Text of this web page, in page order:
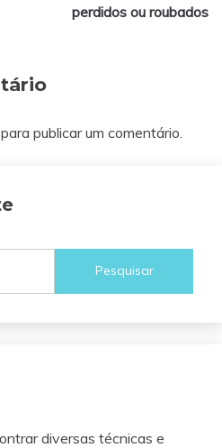
perdidos ou roubados
para publicar um comentário.
diversas técnicas e